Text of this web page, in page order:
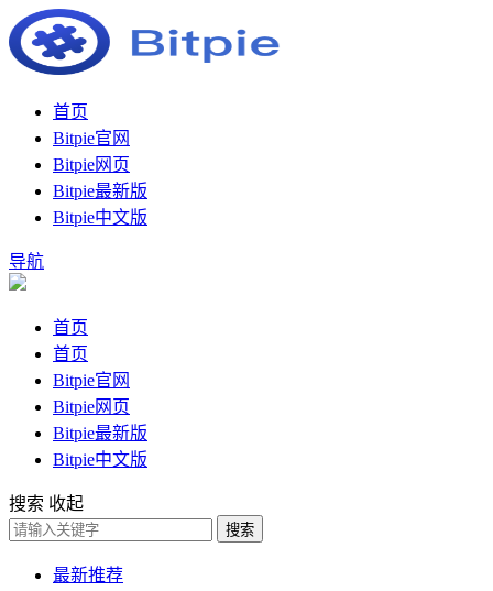
首页
Bitpie官网
Bitpie网页
Bitpie最新版
Bitpie中文版
导航
首页
首页
Bitpie官网
Bitpie网页
Bitpie最新版
Bitpie中文版
搜索 收起
搜索
最新推荐